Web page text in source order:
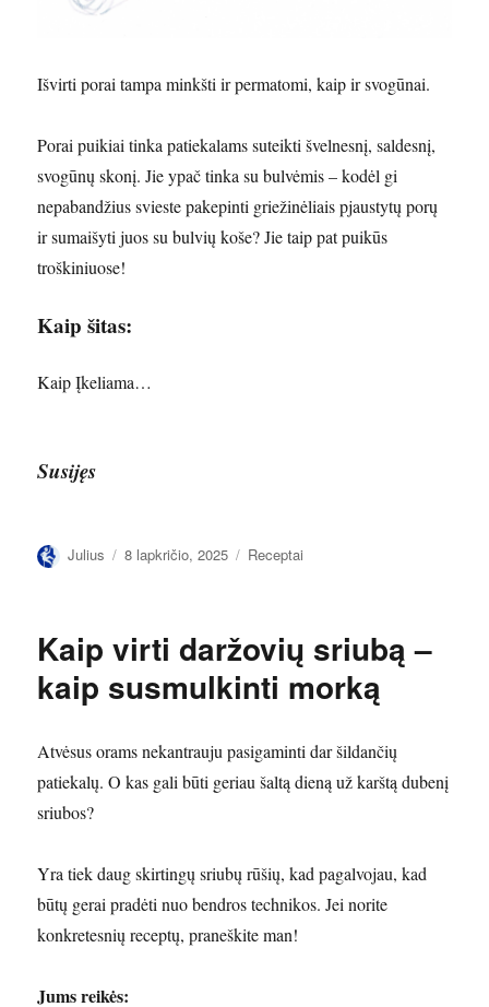
Išvirti porai tampa minkšti ir permatomi, kaip ir svogūnai.
Porai puikiai tinka patiekalams suteikti švelnesnį, saldesnį,
svogūnų skonį. Jie ypač tinka su bulvėmis – kodėl gi
nepabandžius svieste pakepinti griežinėliais pjaustytų porų
ir sumaišyti juos su bulvių koše? Jie taip pat puikūs
troškiniuose!
Kaip šitas:
Kaip Įkeliama…
Susijęs
Autorius
Julius Paskelbta
8 lapkričio, 2025 Kategorijos
Receptai
Kaip virti daržovių sriubą –
kaip susmulkinti morką
Atvėsus orams nekantrauju pasigaminti dar šildančių
patiekalų. O kas gali būti geriau šaltą dieną už karštą dubenį
sriubos?
Yra tiek daug skirtingų sriubų rūšių, kad pagalvojau, kad
būtų gerai pradėti nuo bendros technikos. Jei norite
konkretesnių receptų, praneškite man!
Jums reikės: